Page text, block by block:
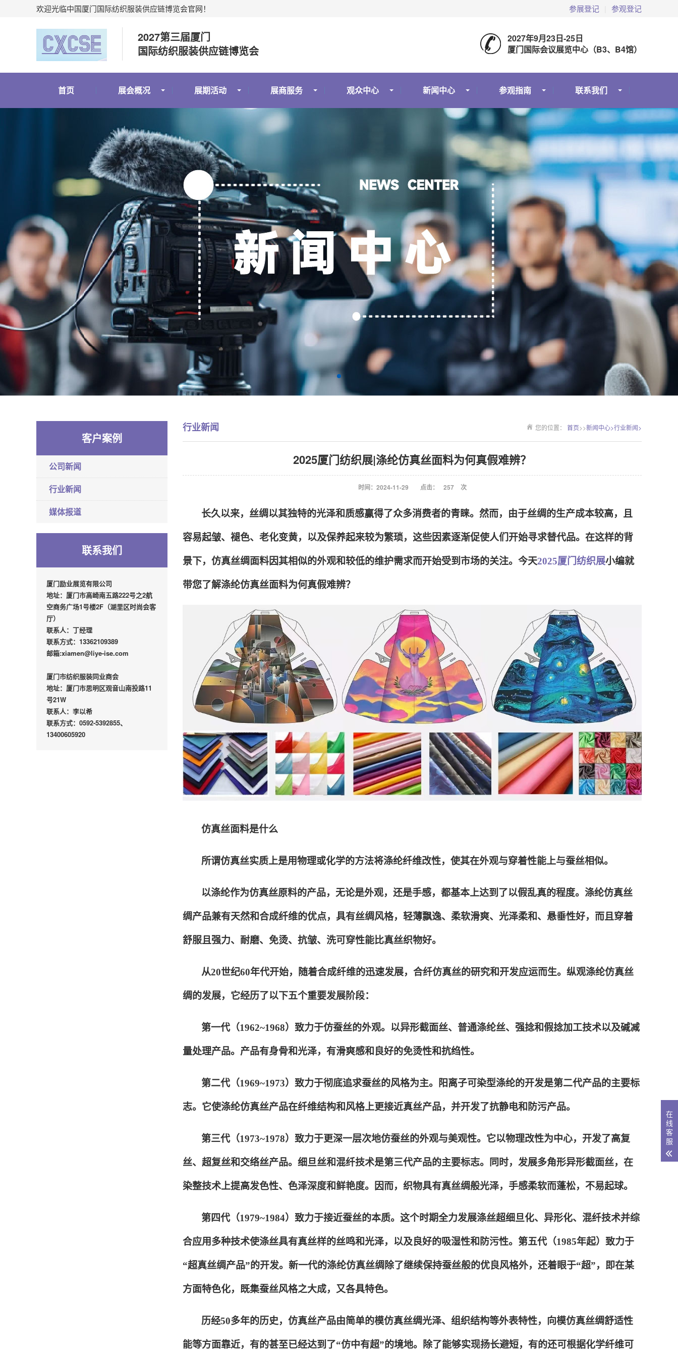
参展登记 参观登记
欢迎光临中国厦门国际纺织服装供应链博览会官网！
2027第三届厦门
国际纺织服装供应链博览会
2027年9月23日-25日
厦门国际会议展览中心（B3、B4馆）
首页 展会概况 展期活动 展商服务 观众中心 新闻中心 参观指南 联系我们
客户案例
公司新闻
行业新闻
媒体报道
联系我们
厦门励业展览有限公司
地址：厦门市高崎南五路222号之2航
空商务广场1号楼2F（湖里区时尚会客
厅）
联系人：丁经理
联系方式：13362109389
邮箱:xiamen@liye-ise.com
厦门市纺织服装同业商会
地址：厦门市思明区观音山南投路11
号21W
联系人：李以希
联系方式：0592-5392855、
13400605920
您的位置： 首页>>新闻中心>行业新闻>
行业新闻
2025厦门纺织展|涤纶仿真丝面料为何真假难辨？
时间：2024-11-29 点击： 257 次
长久以来，丝绸以其独特的光泽和质感赢得了众多消费者的青睐。然而，由于丝绸的生产成本较高，且
容易起皱、褪色、老化变黄，以及保养起来较为繁琐，这些因素逐渐促使人们开始寻求替代品。在这样的背
景下，仿真丝绸面料因其相似的外观和较低的维护需求而开始受到市场的关注。今天2025厦门纺织展小编就
带您了解涤纶仿真丝面料为何真假难辨？
仿真丝面料是什么
所谓仿真丝实质上是用物理或化学的方法将涤纶纤维改性，使其在外观与穿着性能上与蚕丝相似。
以涤纶作为仿真丝原料的产品，无论是外观，还是手感，都基本上达到了以假乱真的程度。涤纶仿真丝
绸产品兼有天然和合成纤维的优点，具有丝绸风格，轻薄飘逸、柔软滑爽、光泽柔和、悬垂性好，而且穿着
舒服且强力、耐磨、免烫、抗皱、洗可穿性能比真丝织物好。
从20世纪60年代开始，随着合成纤维的迅速发展，合纤仿真丝的研究和开发应运而生。纵观涤纶仿真丝
绸的发展，它经历了以下五个重要发展阶段：
第一代（1962~1968）致力于仿蚕丝的外观。以异形截面丝、普通涤纶丝、强捻和假捻加工技术以及碱减
量处理产品。产品有身骨和光泽，有滑爽感和良好的免烫性和抗绉性。
第二代（1969~1973）致力于彻底追求蚕丝的风格为主。阳离子可染型涤纶的开发是第二代产品的主要标
志。它使涤纶仿真丝产品在纤维结构和风格上更接近真丝产品，并开发了抗静电和防污产品。
第三代（1973~1978）致力于更深一层次地仿蚕丝的外观与美观性。它以物理改性为中心，开发了高复
丝、超复丝和交络丝产品。细旦丝和混纤技术是第三代产品的主要标志。同时，发展多角形异形截面丝，在
染整技术上提高发色性、色泽深度和鲜艳度。因而，织物具有真丝绸般光泽，手感柔软而蓬松，不易起球。
第四代（1979~1984）致力于接近蚕丝的本质。这个时期全力发展涤丝超细旦化、异形化、混纤技术并综
合应用多种技术使涤丝具有真丝样的丝鸣和光泽，以及良好的吸湿性和防污性。第五代（1985年起）致力于
“超真丝绸产品”的开发。新一代的涤纶仿真丝绸除了继续保持蚕丝般的优良风格外，还着眼于“超”，即在某
方面特色化，既集蚕丝风格之大成，又各具特色。
历经50多年的历史，仿真丝产品由简单的模仿真丝绸光泽、组织结构等外表特性，向模仿真丝绸舒适性
能等方面靠近，有的甚至已经达到了“仿中有超”的境地。除了能够实现扬长避短，有的还可根据化学纤维可
在
线
客
服